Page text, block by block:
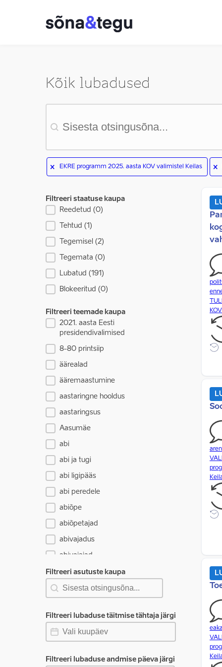
Kõik lubadused
EKRE programm 2025. aasta KOV valimistel Keilas
Filtreeri staatuse kaupa
Filtreeri staatuse kaupa
Reedetud (0)
Tehtud (1)
Tegemisel (2)
Tegemata (0)
Lubatud (191)
Blokeeritud (0)
Filtreeri teemade kaupa
Filtreeri teemade kaupa
2021. aasta Eesti
presidendivalimised
8-80 printsiip
äärealad
ääremaastumine
aastaringne hooldus
aastaringsus
Aasumäe
abi
abi ja tugi
abi ligipääs
abi peredele
abiõpe
abiõpetajad
abivajadus
abivajajad
administratsioon
Afganistani kriis
AI
aiandamine
Filtreeri asutuste kaupa
Filtreeri asutuste kaupa
Filtreeri asutuste kaupa
Filtreeri lubaduse täitmise tähtaja järgi
Filtreeri lubaduse täitmise tähtaja järgi
Filtreeri lubaduse täitmise tähtaja järgi
Filtreeri lubaduse andmise päeva järgi